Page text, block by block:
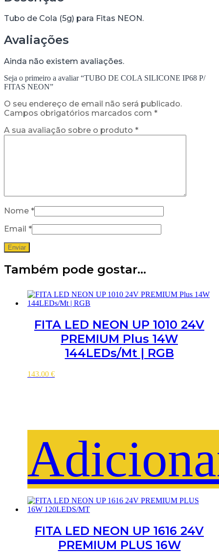
Tubo de Cola (5g) para Fitas NEON.
Avaliações
Ainda não existem avaliações.
Seja o primeiro a avaliar “TUBO DE COLA SILICONE IP68 P/
FITAS NEON”
O seu endereço de email não será publicado.
Campos obrigatórios marcados com *
A sua avaliação sobre o produto *
Nome *
Email *
Também pode gostar…
FITA LED NEON UP 1010 24V
PREMIUM Plus 14W
144LEDs/Mt | RGB
143.00 €
FITA LED NEON UP 1616 24V
PREMIUM PLUS 16W